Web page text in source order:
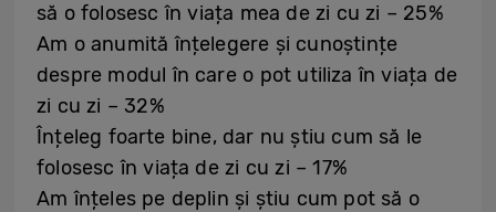
să o folosesc în viața mea de zi cu zi – 25%
Am o anumită înțelegere și cunoștințe
despre modul în care o pot utiliza în viața de
zi cu zi – 32%
Înțeleg foarte bine, dar nu știu cum să le
folosesc în viața de zi cu zi – 17%
Am înțeles pe deplin și știu cum pot să o